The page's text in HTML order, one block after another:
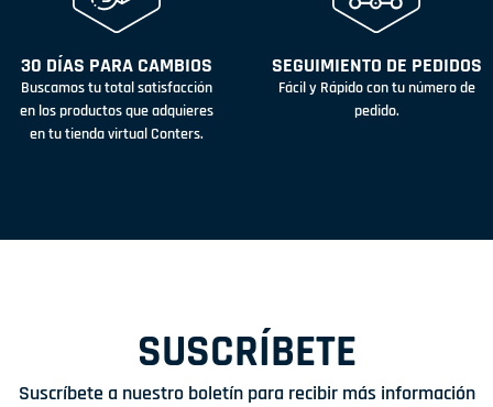
30 DÍAS PARA CAMBIOS
Buscamos tu total satisfacción
en los productos que adquieres
en tu tienda virtual Conters.
SEGUIMIENTO DE PEDIDOS
Fácil y Rápido con tu número de
pedido.
SUSCRÍBETE
Suscríbete a nuestro boletín para recibir más información